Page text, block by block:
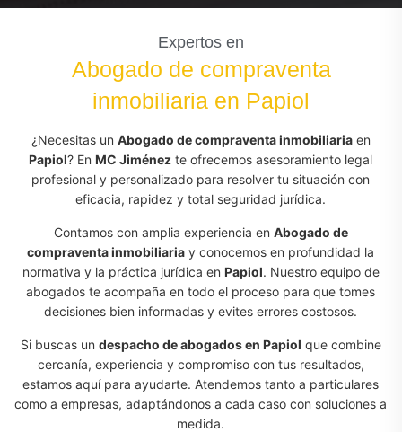
Expertos en
Abogado de compraventa
inmobiliaria en Papiol
¿Necesitas un Abogado de compraventa inmobiliariaen
Papiol? EnMC Jiménez te ofrecemos asesoramiento legal
profesional y personalizado para resolver tu situación con
eficacia, rapidez y total seguridad jurídica.
Contamos con amplia experiencia en Abogado de
compraventa inmobiliaria y conocemos en profundidad la
normativa y la práctica jurídica en Papiol. Nuestro equipo de
abogados te acompaña en todo el proceso para que tomes
decisiones bien informadas y evites errores costosos.
Si buscas un despacho de abogados en Papiol que combine
cercanía, experiencia y compromiso con tus resultados,
estamos aquí para ayudarte. Atendemos tanto a particulares
como a empresas, adaptándonos a cada caso con soluciones a
medida.